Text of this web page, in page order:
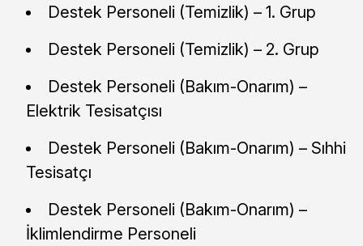
Destek Personeli (Temizlik) – 1. Grup
Destek Personeli (Temizlik) – 2. Grup
Destek Personeli (Bakım-Onarım) –
Elektrik Tesisatçısı
Destek Personeli (Bakım-Onarım) – Sıhhi
Tesisatçı
Destek Personeli (Bakım-Onarım) –
İklimlendirme Personeli